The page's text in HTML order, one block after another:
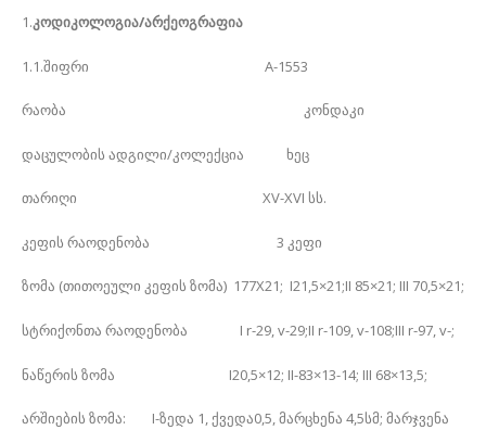
1.კოდიკოლოგია/არქეოგრაფია
1.1.შიფრი A-1553
რაობა კონდაკი
დაცულობის ადგილი/კოლექცია ხეც
თარიღი XV-XVI სს.
კეფის რაოდენობა 3 კეფი
ზომა (თითოეული კეფის ზომა) 177X21; I21,5×21;II 85×21; III 70,5×21;
სტრიქონთა რაოდენობა I r-29, v-29;II r-109, v-108;III r-97, v-;
ნაწერის ზომა I20,5×12; II-83×13-14; III 68×13,5;
არშიების ზომა: I-ზედა 1, ქვედა0,5, მარცხენა 4,5სმ; მარჯვენა